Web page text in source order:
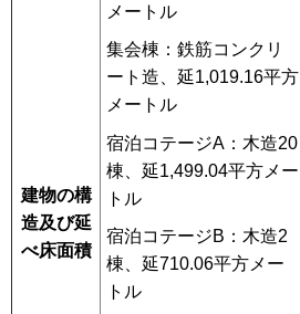
建物の構
造及び延
べ床面積
メートル
集会棟：鉄筋コンクリ
ート造、延1,019.16平方
メートル
宿泊コテージA：木造20
棟、延1,499.04平方メー
トル
宿泊コテージB：木造2
棟、延710.06平方メー
トル